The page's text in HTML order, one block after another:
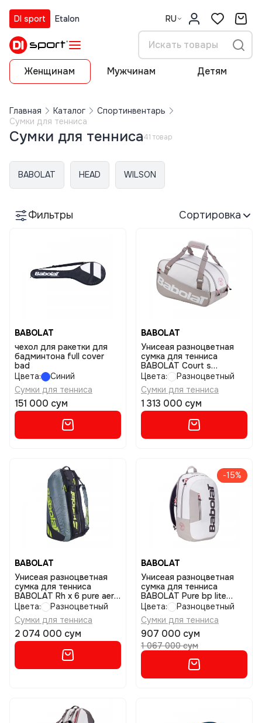
DI sport Etalon RU
Женщинам Мужчинам Детям
Главная Каталог
Спортинвентарь
Сумки для тенниса
Сумки для тенниса41 товар
BABOLAT HEAD WILSON
Фильтры Сортировка
BABOLAT
чехол для ракетки для
бадминтона full cover
bad
Цвета:
Синий
Сумки для тенниса
151 000 сум
BABOLAT
Унисеая разноцветная
сумка для тенниса
BABOLAT Court s
wimbledon размер uniq
Цвета:
Разноцветный
Сумки для тенниса
1 313 000 сум
BABOLAT
Унисеая разноцветная
сумка для тенниса
BABOLAT Rh x 6 pure aero
размер uniq
Цвета:
Разноцветный
Сумки для тенниса
2 074 000 сум
-15%
BABOLAT
Унисеая разноцветная
сумка для тенниса
BABOLAT Pure bp lite
wimbledon размер uniq
Цвета:
Разноцветный
Сумки для тенниса
907 000 сум
1 067 000 сум